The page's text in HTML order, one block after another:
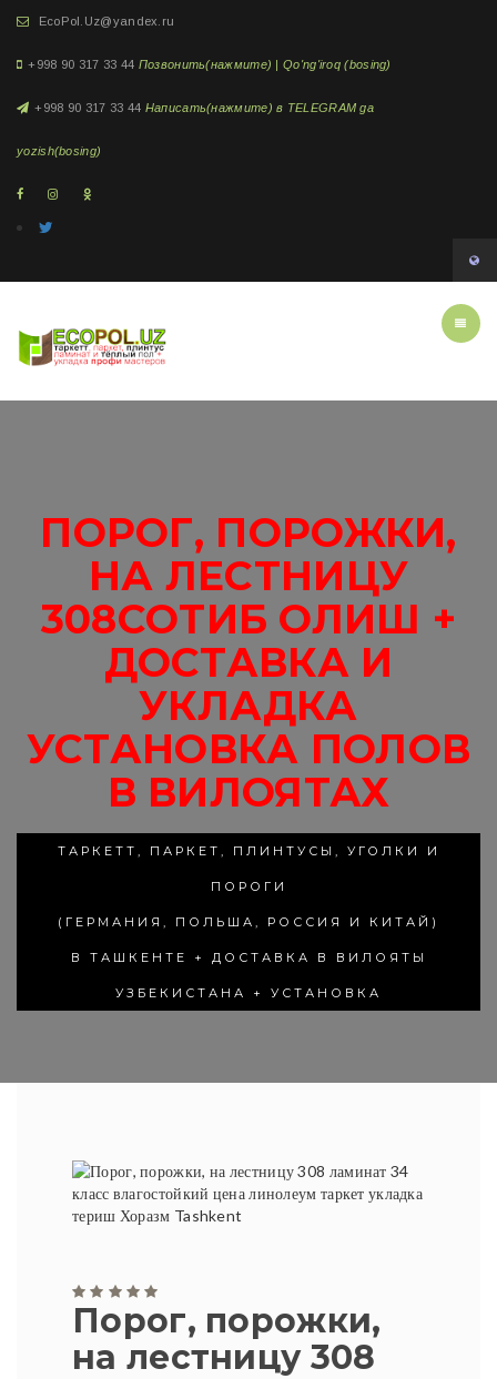
EcoPol.Uz@yandex.ru
+998 90 317 33 44 Позвонить(нажмите) | Qo'ng'iroq (bosing)
+998 90 317 33 44 Написать(нажмите) в TELEGRAM ga
yozish(bosing)
ПОРОГ, ПОРОЖКИ,
НА ЛЕСТНИЦУ
308СОТИБ ОЛИШ +
ДОСТАВКА И
УКЛАДКА
УСТАНОВКА ПОЛОВ
В ВИЛОЯТАХ
ТАРКЕТТ, ПАРКЕТ, ПЛИНТУСЫ, УГОЛКИ И
ПОРОГИ
(ГЕРМАНИЯ, ПОЛЬША, РОССИЯ И КИТАЙ)
В ТАШКЕНТЕ + ДОСТАВКА В ВИЛОЯТЫ
УЗБЕКИСТАНА + УСТАНОВКА
Порог, порожки,
на лестницу 308